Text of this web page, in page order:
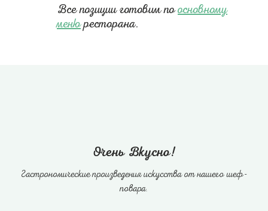
Все позиции готовим поосновному
менюресторана.
Очень Вкусно!
Гастрономические произведения искусства от нашего шеф-
повара.